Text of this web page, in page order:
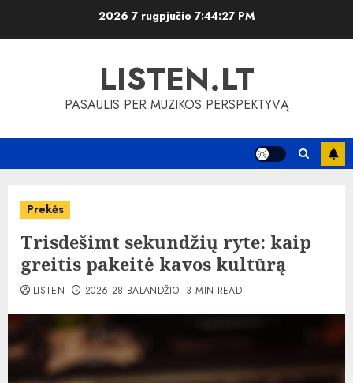
2026 7 rugpjūčio 7:44:27 PM
LISTEN.LT
PASAULIS PER MUZIKOS PERSPEKTYVĄ
Prekės
Trisdešimt sekundžių ryte: kaip
greitis pakeitė kavos kultūrą
LISTEN 2026 28 BALANDŽIO 3 MIN READ